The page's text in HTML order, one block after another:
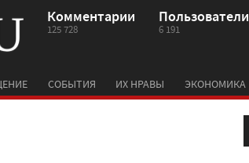
Комментарии
125 728
Пользователи
6 191
СОБЫТИЯ ИХ НРАВЫ ЭКОНОМИКА